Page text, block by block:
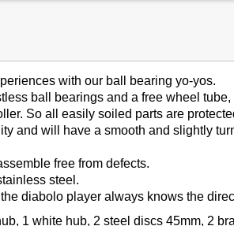
with our ball bearing yo-yos.
ball bearings and a free wheel tube,
So all easily soiled parts are
and will have a smooth and slightly
free from defects.
steel.
diabolo player always knows the
1 white hub, 2 steel discs 45mm, 2